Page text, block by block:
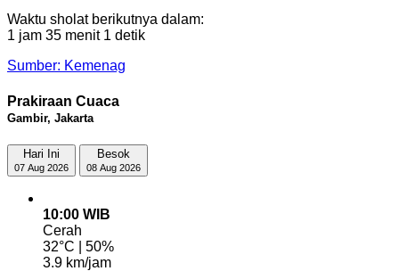
Waktu sholat berikutnya dalam:
1 jam 35 menit 0 detik
Sumber: Kemenag
Prakiraan Cuaca
Gambir, Jakarta
Hari Ini
07 Aug 2026
Besok
08 Aug 2026
10:00 WIB
Cerah
32°C | 50%
3.9 km/jam